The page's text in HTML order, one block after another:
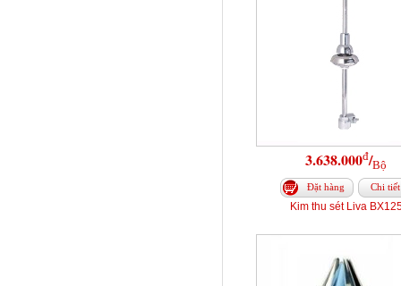
3.638.000đ/Bộ
Đặt hàng Chi tiết
Kim thu sét Liva